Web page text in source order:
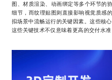
图、材质渲染、动画绑定等多个环节的
细节，而纹理贴图则直接影响视觉质感
拟场景中流畅运行的关键因素。这些核
这些关键技术不仅意味着更高的交付水